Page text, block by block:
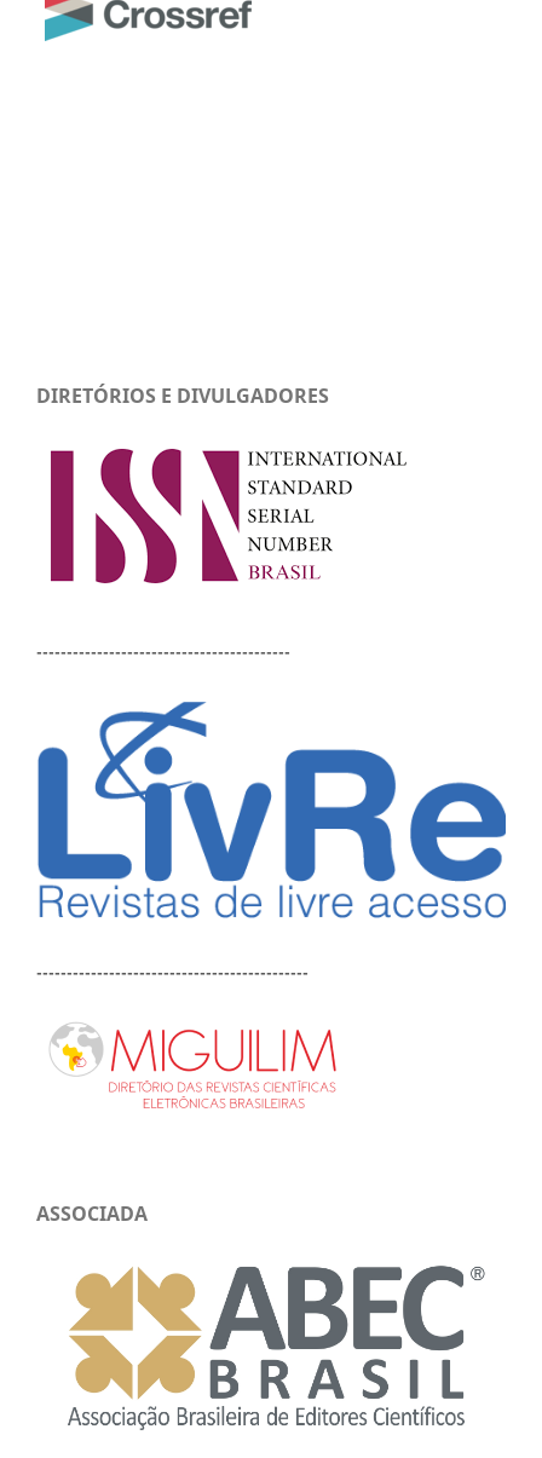
DIRETÓRIOS E DIVULGADORES
------------------------------------------
---------------------------------------------
ASSOCIADA